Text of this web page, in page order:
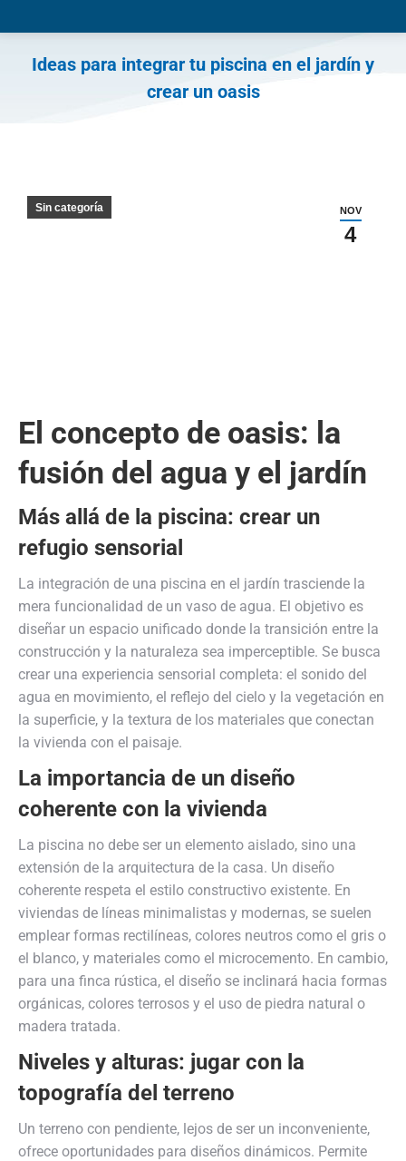
Ideas para integrar tu piscina en el jardín y
crear un oasis
NOV
4
Sin categoría
El concepto de oasis: la
fusión del agua y el jardín
Más allá de la piscina: crear un
refugio sensorial
La integración de una piscina en el jardín trasciende la
mera funcionalidad de un vaso de agua. El objetivo es
diseñar un espacio unificado donde la transición entre la
construcción y la naturaleza sea imperceptible. Se busca
crear una experiencia sensorial completa: el sonido del
agua en movimiento, el reflejo del cielo y la vegetación en
la superficie, y la textura de los materiales que conectan
la vivienda con el paisaje.
La importancia de un diseño
coherente con la vivienda
La piscina no debe ser un elemento aislado, sino una
extensión de la arquitectura de la casa. Un diseño
coherente respeta el estilo constructivo existente. En
viviendas de líneas minimalistas y modernas, se suelen
emplear formas rectilíneas, colores neutros como el gris o
el blanco, y materiales como el microcemento. En cambio,
para una finca rústica, el diseño se inclinará hacia formas
orgánicas, colores terrosos y el uso de piedra natural o
madera tratada.
Niveles y alturas: jugar con la
topografía del terreno
Un terreno con pendiente, lejos de ser un inconveniente,
ofrece oportunidades para diseños dinámicos. Permite